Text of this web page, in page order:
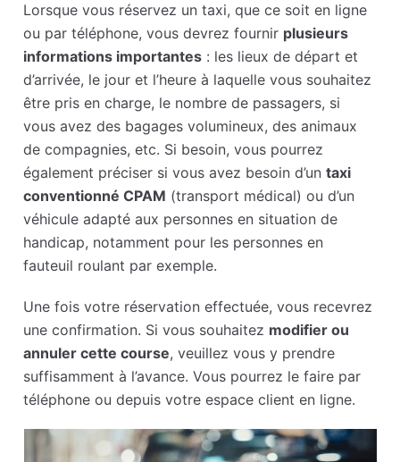
Lorsque vous réservez un taxi, que ce soit en ligne
ou par téléphone, vous devrez fournir plusieurs
informations importantes : les lieux de départ et
d’arrivée, le jour et l’heure à laquelle vous souhaitez
être pris en charge, le nombre de passagers, si
vous avez des bagages volumineux, des animaux
de compagnies, etc. Si besoin, vous pourrez
également préciser si vous avez besoin d’untaxi
conventionné CPAM (transport médical) ou d’un
véhicule adapté aux personnes en situation de
handicap, notamment pour les personnes en
fauteuil roulant par exemple.
Une fois votre réservation effectuée, vous recevrez
une confirmation. Si vous souhaitez modifier ou
annuler cette course, veuillez vous y prendre
suffisamment à l’avance. Vous pourrez le faire par
téléphone ou depuis votre espace client en ligne.